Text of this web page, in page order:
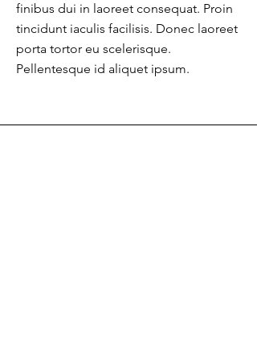
finibus dui in laoreet consequat. Proin
tincidunt iaculis facilisis. Donec laoreet
porta tortor eu scelerisque.
Pellentesque id aliquet ipsum.